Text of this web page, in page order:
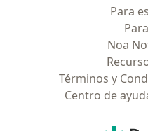
Para
Noa
Términos y
Centro de